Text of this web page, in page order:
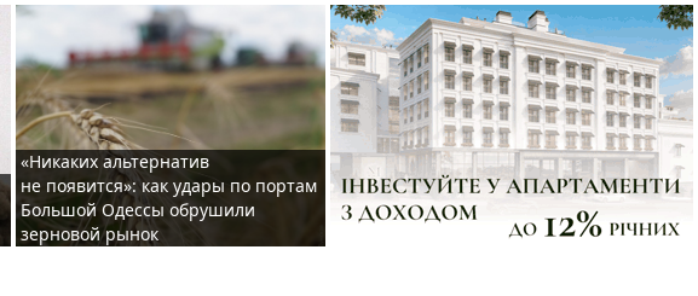
«Никаких альтернатив
не появится»: как удары по портам
Большой Одессы обрушили
зерновой рынок